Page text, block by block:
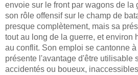
envoie sur le front par wagons de la
son rôle offensif sur le champ de
presque complètement, mais sa
tout au long de la guerre, et environ
au conflit. Son emploi se cantonne à
présente l'avantage d'être utilisable
accidentés ou boueux,